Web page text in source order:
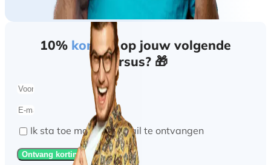
10% kortingop jouw volgende
cursus? 🎁
Ik sta toe marketing mail te ontvangen
Ontvang korting